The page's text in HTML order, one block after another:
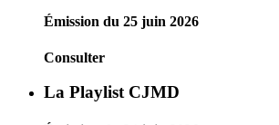
Émission du 25 juin 2026
Consulter
La Playlist CJMD